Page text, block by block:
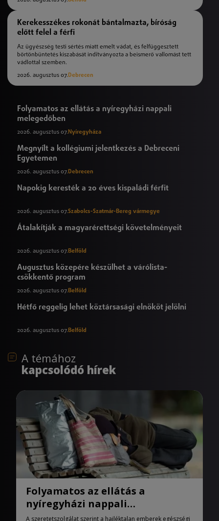
Kerekesszékes rokonát bántalmazta, bíróság
előtt felel a férfi
Az ügyészség testi sértés miatt emelt vádat, és felfüggesztett
börtönbüntetés kiszabását indítványozta a beismerő vallomást tett
vádlottal szemben.
2026. augusztus 07.Debrecen
Folyamatos az ellátás a nyíregyházi nappali
melegedőben
2026. augusztus 07. Nyíregyháza
Megnyílt a kollégiumi jelentkezés a Debreceni
Egyetemen
2026. augusztus 07.Debrecen
Napokig keresték a 20 éves kispaládi férfit
2026. augusztus 07.Szabolcs-Szatmár-Bereg vármegye
Átalakítják a magyarérettségi követelményeit
2026. augusztus 07.Belföld
Augusztus közepére készülhet a várólista-
csökkentő program
2026. augusztus 07.Belföld
Hétfő reggelig lehet köztársasági elnököt jelölni
2026. augusztus 07.Belföld
A témához
kapcsolódó hírek
Folyamatos az ellátás a
nyíregyházi nappali
melegedőben
A szeretetszolgálat szerint a hajléktalan emberek egészségi